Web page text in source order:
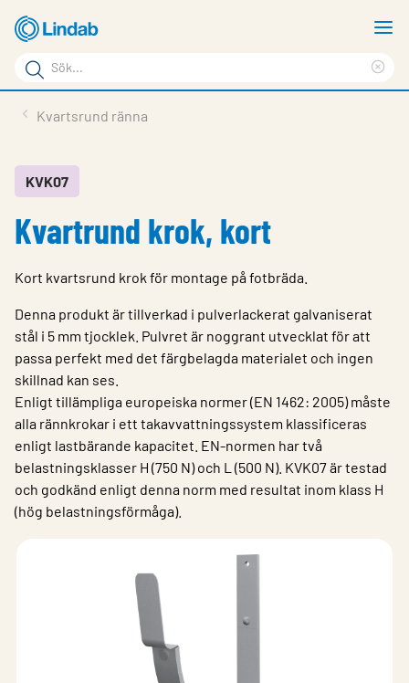
Hoppa
till
huvudinnehållet
Sökord
Sök
på
Service & Support
Hållbarhet
Logga in
Choose languge
Sweden
Kvartsrund ränna
KVK07
Kvartrund krok, kort
Kort kvartsrund krok för montage på fotbräda.
Denna produkt är tillverkad i pulverlackerat galvaniserat
stål i 5 mm tjocklek. Pulvret är noggrant utvecklat för att
passa perfekt med det färgbelagda materialet och ingen
skillnad kan ses.
Enligt tillämpliga europeiska normer (EN 1462: 2005) måste
alla rännkrokar i ett takavvattningssystem klassificeras
enligt lastbärande kapacitet. EN-normen har två
belastningsklasser H (750 N) och L (500 N). KVK07 är testad
och godkänd enligt denna norm med resultat inom klass H
(hög belastningsförmåga).